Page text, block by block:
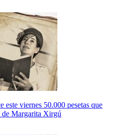
este viernes 50.000 pesetas que
de Margarita Xirgú